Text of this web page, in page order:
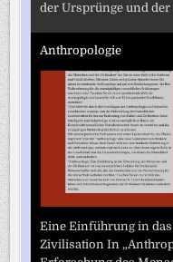
der Ursprünge und der
Anthropologie
Eine Einführung in
Zivilisation In